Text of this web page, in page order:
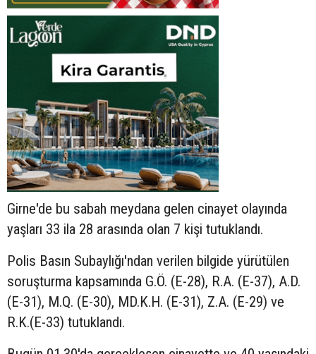
Girne'de bu sabah meydana gelen cinayet olayında
yaşları 33 ila 28 arasında olan 7 kişi tutuklandı.
Polis Basın Subaylığı'ndan verilen bilgide yürütülen
soruşturma kapsamında G.Ö. (E-28), R.A. (E-37), A.D.
(E-31), M.Q. (E-30), MD.K.H. (E-31), Z.A. (E-29) ve
R.K.(E-33) tutuklandı.